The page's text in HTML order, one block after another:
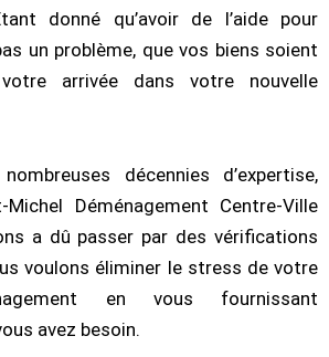
donné qu’avoir de l’aide pour
un problème, que vos biens soient
arrivée dans votre nouvelle
décennies d’expertise,
Déménagement Centre-Ville
a dû passer par des vérifications
voulons éliminer le stress de votre
en vous fournissant
avez besoin.